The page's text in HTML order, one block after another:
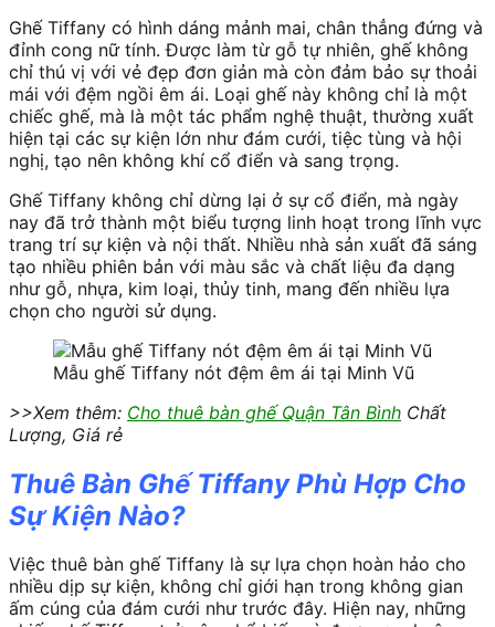
Ghế Tiffany có hình dáng mảnh mai, chân thẳng đứng và
đỉnh cong nữ tính. Được làm từ gỗ tự nhiên, ghế không
chỉ thú vị với vẻ đẹp đơn giản mà còn đảm bảo sự thoải
mái với đệm ngồi êm ái. Loại ghế này không chỉ là một
chiếc ghế, mà là một tác phẩm nghệ thuật, thường xuất
hiện tại các sự kiện lớn như đám cưới, tiệc tùng và hội
nghị, tạo nên không khí cổ điển và sang trọng.
Ghế Tiffany không chỉ dừng lại ở sự cổ điển, mà ngày
nay đã trở thành một biểu tượng linh hoạt trong lĩnh vực
trang trí sự kiện và nội thất. Nhiều nhà sản xuất đã sáng
tạo nhiều phiên bản với màu sắc và chất liệu đa dạng
như gỗ, nhựa, kim loại, thủy tinh, mang đến nhiều lựa
chọn cho người sử dụng.
Mẫu ghế Tiffany nót đệm êm ái tại Minh Vũ
>>Xem thêm: Cho thuê bàn ghế Quận Tân Bình Chất
Lượng, Giá rẻ
Thuê Bàn Ghế Tiffany Phù Hợp Cho
Sự Kiện Nào?
Việc thuê bàn ghế Tiffany là sự lựa chọn hoàn hảo cho
nhiều dịp sự kiện, không chỉ giới hạn trong không gian
ấm cúng của đám cưới như trước đây. Hiện nay, những